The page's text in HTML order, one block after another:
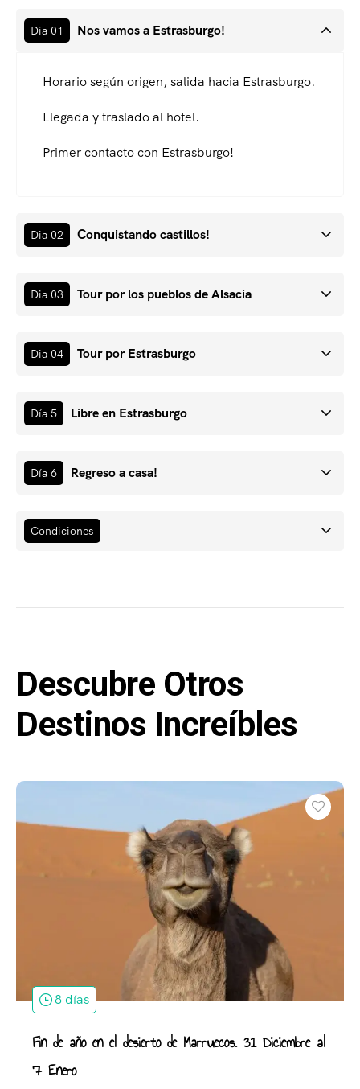
Dia 01 Nos vamos a Estrasburgo!
Horario según origen, salida hacia Estrasburgo.
Llegada y traslado al hotel.
Primer contacto con Estrasburgo!
Dia 02 Conquistando castillos!
Dia 03 Tour por los pueblos de Alsacia
Dia 04 Tour por Estrasburgo
Día 5 Libre en Estrasburgo
Día 6 Regreso a casa!
Condiciones
Descubre Otros
Destinos Increíbles
8 días
Fin de año en el desierto de Marruecos. 31 Diciembre al
7 Enero